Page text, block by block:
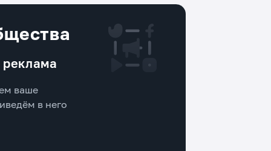
реклама
ваше
в него